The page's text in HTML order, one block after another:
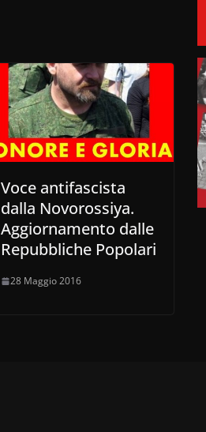
Voce antifascista
dalla Novorossiya.
Aggiornamento dalle
Repubbliche Popolari
28 Maggio 2016